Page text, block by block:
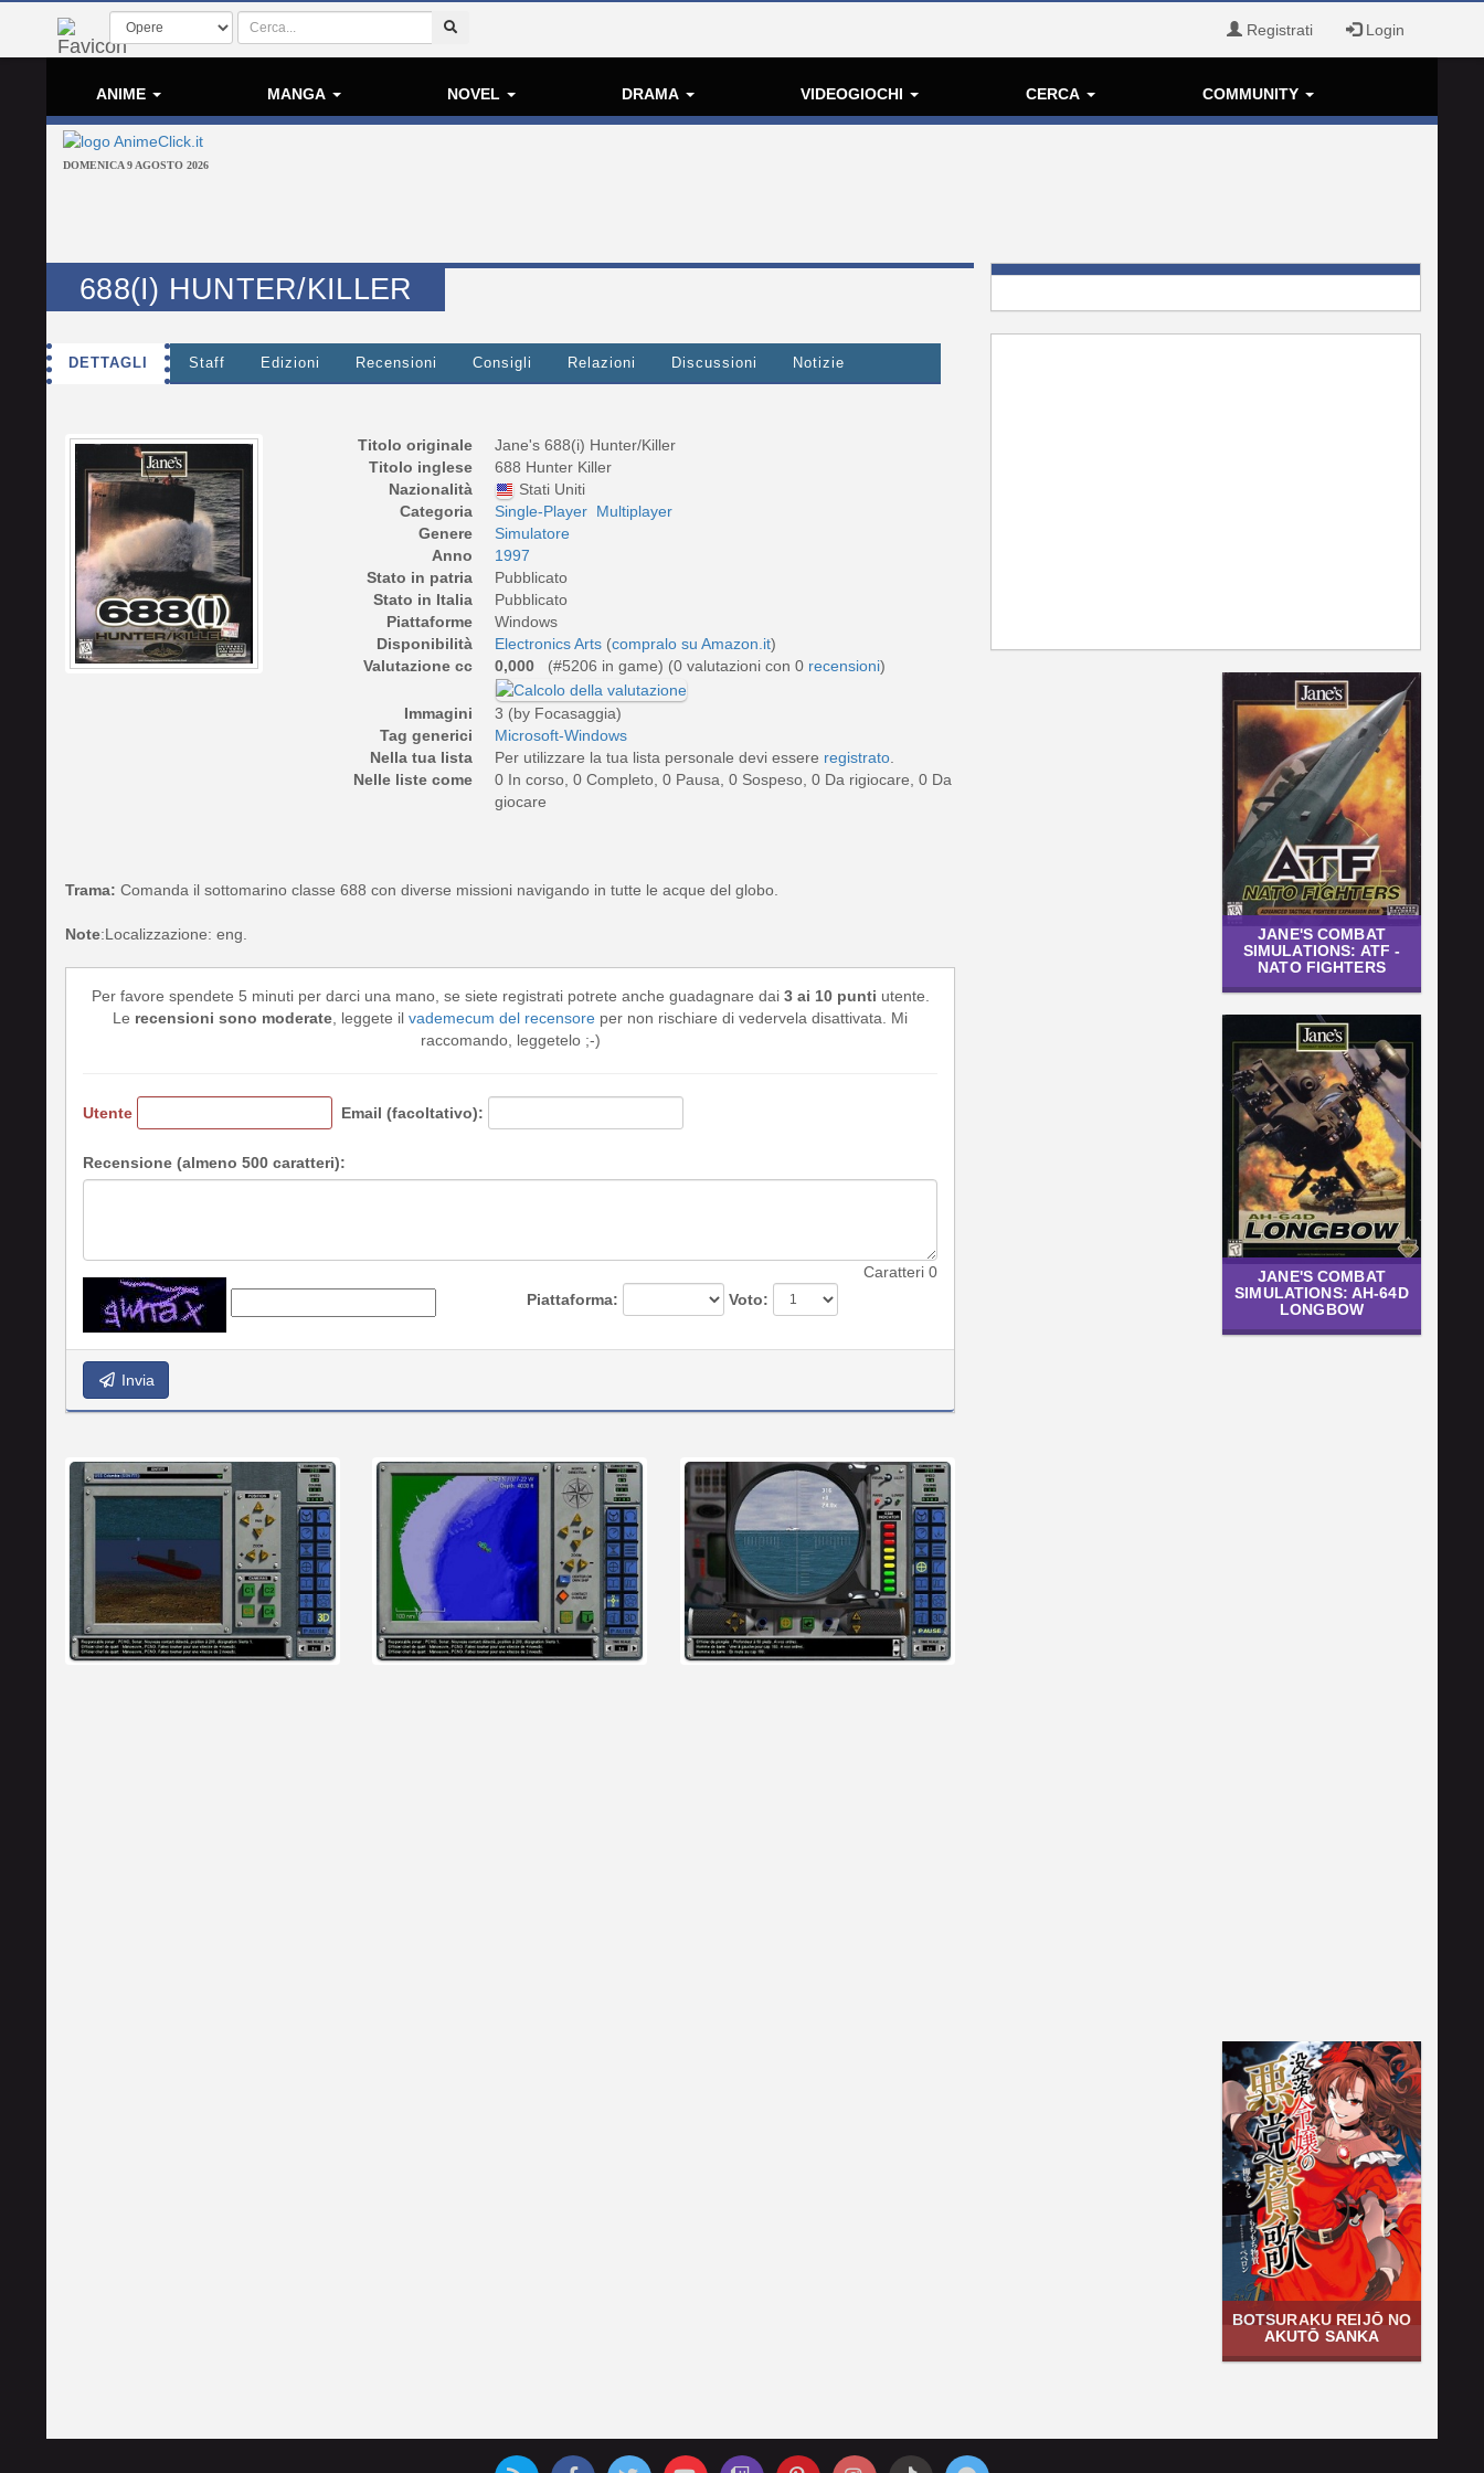
Registrati Login
ANIME MANGA NOVEL DRAMA VIDEOGIOCHI CERCA COMMUNITY
DOMENICA 9 AGOSTO 2026
688(I) HUNTER/KILLER
DETTAGLI Staff Edizioni Recensioni Consigli Relazioni Discussioni Notizie
Titolo originale
Jane's 688(i) Hunter/Killer
Titolo inglese
688 Hunter Killer
Nazionalità
Stati Uniti
Categoria
Single-Player Multiplayer
Genere
Simulatore
Anno
1997
Stato in patria
Pubblicato
Stato in Italia
Pubblicato
Piattaforme
Windows
Disponibilità
Electronics Arts (compralo su Amazon.it)
Valutazione cc
0,000 (#5206 in game) (0 valutazioni con 0 recensioni)
Immagini
3 (by Focasaggia)
Tag generici
Microsoft-Windows
Nella tua lista
Per utilizzare la tua lista personale devi essere registrato
Nelle liste come
0 In corso, 0 Completo, 0 Pausa, 0 Sospeso, 0 Da rigiocare, 0 Da
giocare
Trama: Comanda il sottomarino classe 688 con diverse missioni navigando in tutte le acque del globo.
Note:Localizzazione: eng.
Per favore spendete 5 minuti per darci una mano, se siete registrati potrete anche guadagnare dai 3 ai 10 punti utente.
Le recensioni sono moderate , leggete il vademecum del recensore per non rischiare di vedervela disattivata. Mi
raccomando, leggetelo ;-)
Utente Email (facoltativo):
Recensione (almeno 500 caratteri):
Caratteri 0
Piattaforma:
Voto:
Invia
JANE'S COMBAT
SIMULATIONS: ATF -
NATO FIGHTERS
JANE'S COMBAT
SIMULATIONS: AH-64D
LONGBOW
BOTSURAKU REIJŌ NO
AKUTŌ SANKA